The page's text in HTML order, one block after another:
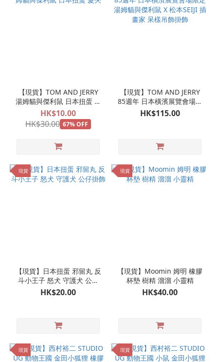
【現貨】TOM AND JERRY
湯姆貓與傑利鼠 日本扭蛋 髮
夾
HK$10.00
HK$30.00 67% OFF
【現貨】TOM AND JERRY
85週年 日本橫濱展覽會場限
定 湯姆貓與傑利鼠 X 松本
SEIJI 插畫家 呆樣吊飾掛飾
HK$115.00
現貨
【現貨】日本扭蛋 邪留丸 反
斗小王子 怒犬 守護犬 公仔
掛飾
HK$20.00
現貨
【現貨】Moomin 姆明 橡膠
杯墊 樹精 溜溜 小靈精
HK$40.00
現貨 現貨